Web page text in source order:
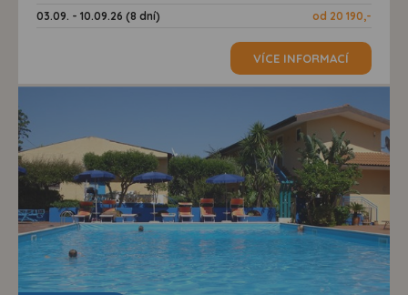
03.09. - 10.09.26 (8 dní)
od 20 190,-
VÍCE INFORMACÍ